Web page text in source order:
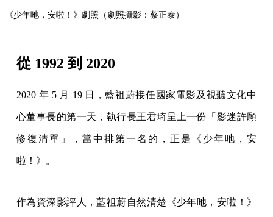
啦！》。
作為資深影評人，藍祖蔚自然清楚《少年吔，安啦！》
的江湖地位，也曉得神片在曇花一現的上映後，影迷們
多年來只能在網路雲端和地下二手影音店覓得蹤影。藍
所有者的張華坤見面，稍後也傳了通訊息，邀請張華坤